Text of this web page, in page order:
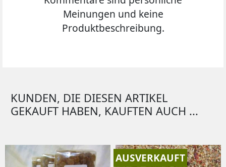
Meinungen und keine
Produktbeschreibung.
KUNDEN, DIE DIESEN ARTIKEL
GEKAUFT HABEN, KAUFTEN AUCH ...
AUSVERKAUFT